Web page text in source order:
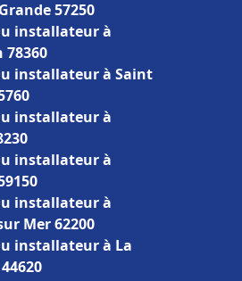
57250
installateur à
78360
installateur à Saint
installateur à
installateur à
installateur à
Mer 62200
installateur à La